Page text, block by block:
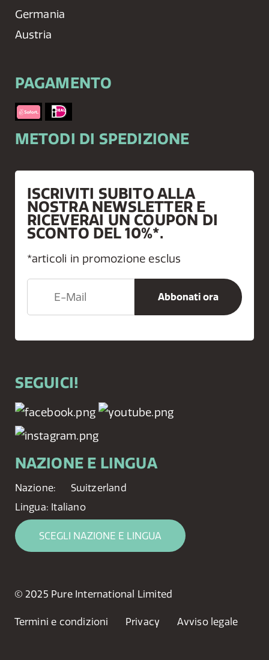
Germania
Austria
PAGAMENTO
METODI DI SPEDIZIONE
ISCRIVITI SUBITO ALLA
NOSTRA NEWSLETTER E
RICEVERAI UN COUPON DI
SCONTO DEL 10%*.
*articoli in promozione esclus
SEGUICI!
NAZIONE E LINGUA
Nazione:
Switzerland
Lingua: Italiano
SCEGLI NAZIONE E LINGUA
© 2025 Pure International Limited
Termini e condizioni Privacy Avviso legale